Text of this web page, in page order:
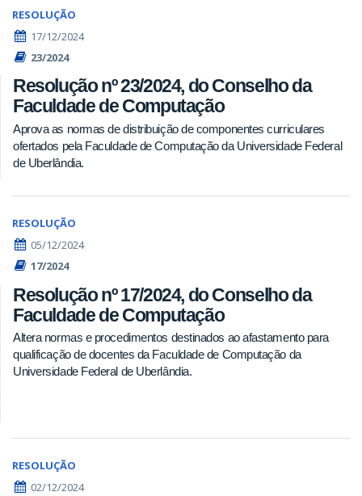
RESOLUÇÃO
17/12/2024
23/2024
Resolução nº 23/2024, do Conselho da
Faculdade de Computação
Aprova as normas de distribuição de componentes curriculares
ofertados pela Faculdade de Computação da Universidade Federal
de Uberlândia.
RESOLUÇÃO
05/12/2024
17/2024
Resolução nº 17/2024, do Conselho da
Faculdade de Computação
Altera normas e procedimentos destinados ao afastamento para
qualificação de docentes da Faculdade de Computação da
Universidade Federal de Uberlândia.
RESOLUÇÃO
02/12/2024